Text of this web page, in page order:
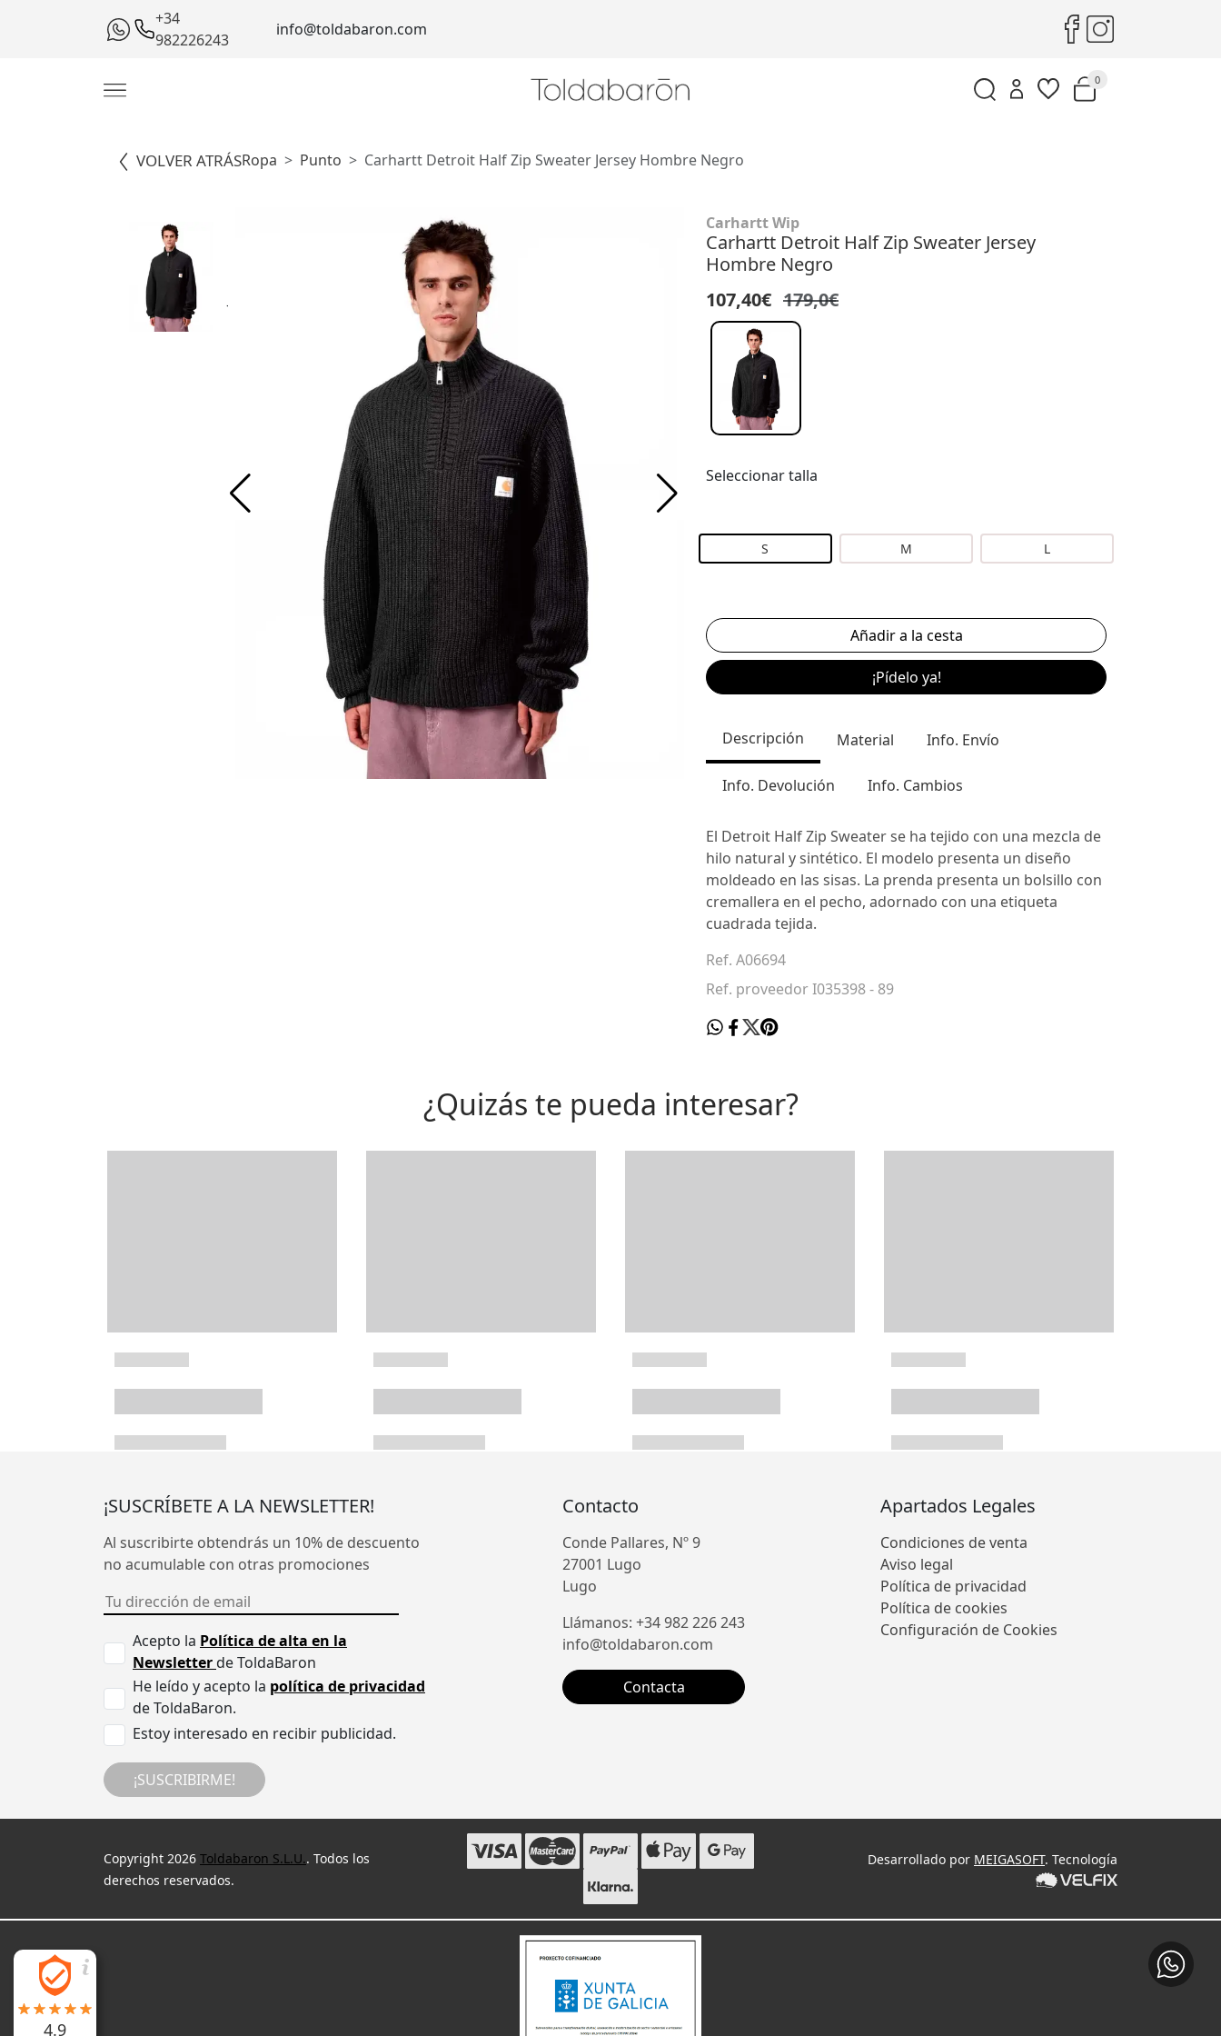
+34
982226243
info@toldabaron.com
0
VOLVER ATRÁSRopa Punto Carhartt Detroit Half Zip Sweater Jersey Hombre Negro
Carhartt Wip
Carhartt Detroit Half Zip Sweater Jersey
Hombre Negro
107,40€ 179,0€
Seleccionar talla
S M L
¡Pídelo ya!
Descripción Material Info. Envío
Info. Devolución Info. Cambios
El Detroit Half Zip Sweater se ha tejido con una mezcla de
hilo natural y sintético. El modelo presenta un diseño
moldeado en las sisas. La prenda presenta un bolsillo con
cremallera en el pecho, adornado con una etiqueta
cuadrada tejida.
Ref. A06694
Ref. proveedor I035398 - 89
¿Quizás te pueda interesar?
¡SUSCRÍBETE A LA NEWSLETTER!
Al suscribirte obtendrás un 10% de descuento
no acumulable con otras promociones
Acepto la Política de alta en la
Newsletterde ToldaBaron
He leído y acepto la política de privacidad
de ToldaBaron.
Estoy interesado en recibir publicidad.
¡SUSCRIBIRME!
Contacto
Conde Pallares, Nº 9
27001 Lugo
Lugo
Llámanos: +34 982 226 243
info@toldabaron.com
Contacta
Apartados Legales
Condiciones de venta
Aviso legal
Política de privacidad
Política de cookies
Configuración de Cookies
Copyright 2026 Toldabaron S.L.U.. Todos los
derechos reservados.
Desarrollado por MEIGASOFT. Tecnología
4.9